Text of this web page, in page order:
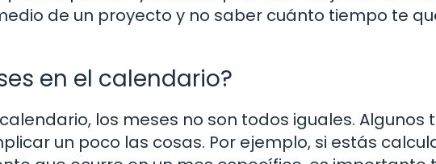
de un proyecto y no saber cuánto tiempo te
en el calendario?
los meses no son todos iguales. Algunos
un poco las cosas. Por ejemplo, si estás